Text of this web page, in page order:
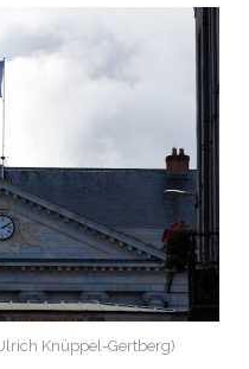
Knüppel-Gertberg)